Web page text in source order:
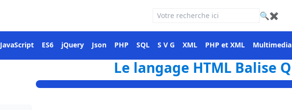
🔍 ✖
JavaScript ES6 jQuery Json PHP SQL S V G XML PHP et XML Multimedia
Le langage HTML Balise Q